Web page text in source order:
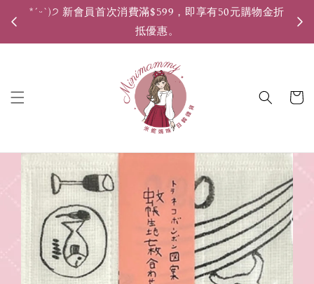
*ˊᵕˋ)੭ 新會員首次消費滿$599，即享有50元購物金折
抵優惠。